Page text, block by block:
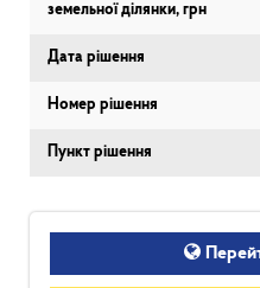
земельної ділянки, грн
Дата рішення
Номер рішення
Пункт рішення